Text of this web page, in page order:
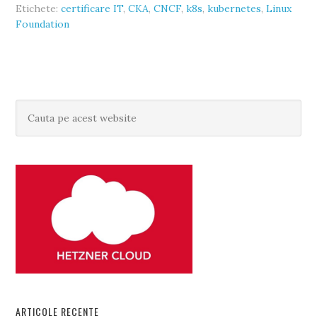
Etichete:certificare IT,CKA,CNCF,k8s,kubernetes,Linux
Foundation
ARTICOLE RECENTE